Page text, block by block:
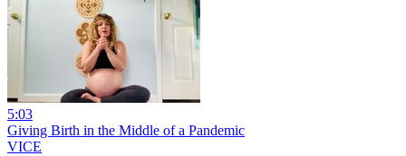
5:03
Giving Birth in the Middle of a Pandemic
VICE